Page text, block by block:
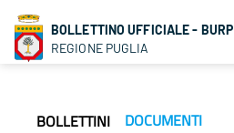
BOLLETTINO UFFICIALE - BURP
REGIONE PUGLIA
BOLLETTINI DOCUMENTI